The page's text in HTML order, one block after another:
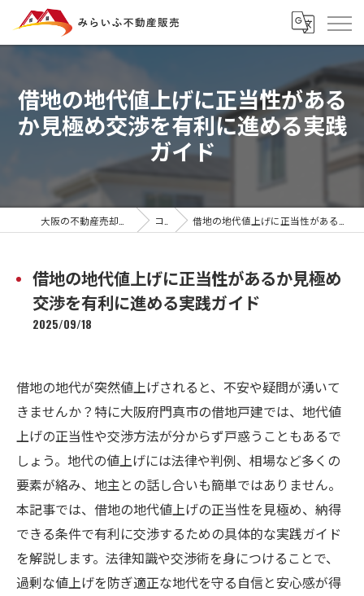
借地の地代値上げに正当性がある
か見極め交渉を有利に進める実践
ガイド
コラム 借地の地代値上げに正当性があるか見極め交渉を有利に進める実践ガイド
借地の地代値上げに正当性があるか見極め
交渉を有利に進める実践ガイド
2025/09/18
借地の地代が突然値上げされると、不安や疑問が湧いて
きませんか？特に大阪府門真市の借地戸建では、地代値
上げの正当性や交渉方法が分からず戸惑うこともあるで
しょう。地代の値上げには法律や判例、相場など多くの
要素が絡み、地主との話し合いも簡単ではありません。
本記事では、借地の地代値上げの正当性を見極め、納得
できる条件で有利に交渉するための具体的な実践ガイド
を解説します。法律知識や交渉術を身につけることで、
過剰な値上げを防ぎ適正な地代を守る自信と安心感が得